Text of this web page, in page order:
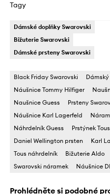
Tagy
Dámské doplňky Swarovski
Bižuterie Swarovski
Dámské prsteny Swarovski
Black Friday Swarovski
Náušnice Tommy Hilfiger
Naušnice Guess
Prsteny
Náušnice Karl Lagerfeld
Náhrdelník Guess
Prstýnek Tous
Daniel Wellington prsten
Karl
Tous náhrdelník
Bižuterie Aldo
Swarovski náramek
Náušnice
Prohlédněte si podobné